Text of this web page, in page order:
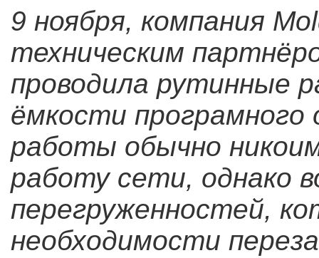
9 ноября, компания
техническим
проводила рутинные
ёмкости програмного
работы обычно
работу сети, однако
перегруженностей,
необходимости